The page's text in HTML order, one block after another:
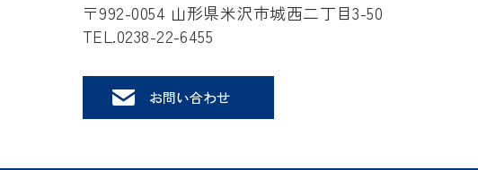
〒992-0054 山形県米沢市城西二丁目3-50
TEL.0238-22-6455
お問い合わせ